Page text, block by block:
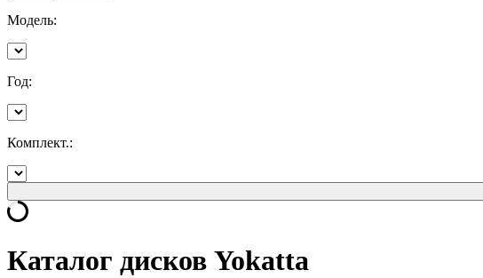
Модель:
Год:
Комплект.:
Каталог дисков Yokatta